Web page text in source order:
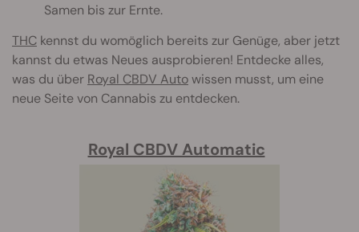
Samen bis zur Ernte.
THC kennst du womöglich bereits zur Genüge, aber jetzt
kannst du etwas Neues ausprobieren! Entdecke alles,
was du über Royal CBDV Autowissen musst, um eine
neue Seite von Cannabis zu entdecken.
Royal CBDV Automatic